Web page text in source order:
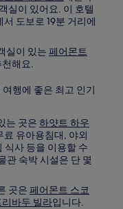
실이 있어요. 이 호텔
도보로 19분 거리에
실이 있는 페어몬트
천해요.
행에 좋은 최고 인기
는 곳은 하얏트 하우
료 유아용침대, 야외
식사 등을 이용할 수
관 숙박 시설은 단 몇
곳은 페어몬트 스코
바두 빌라입니다.